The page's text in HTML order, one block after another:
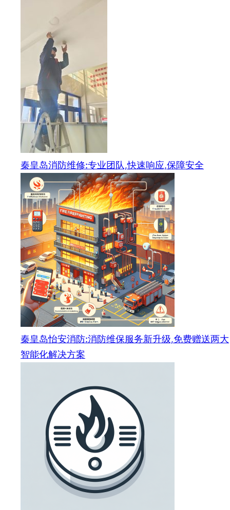
秦皇岛消防维修:专业团队,快速响应,保障安全
秦皇岛怡安消防:消防维保服务新升级,免费赠送两大
智能化解决方案